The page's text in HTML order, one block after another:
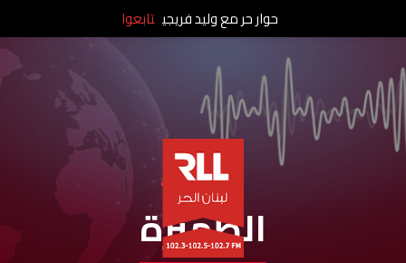
نشرات الأخبار
الظهيرة
حوار حر مع وليد فريجي تابعوا